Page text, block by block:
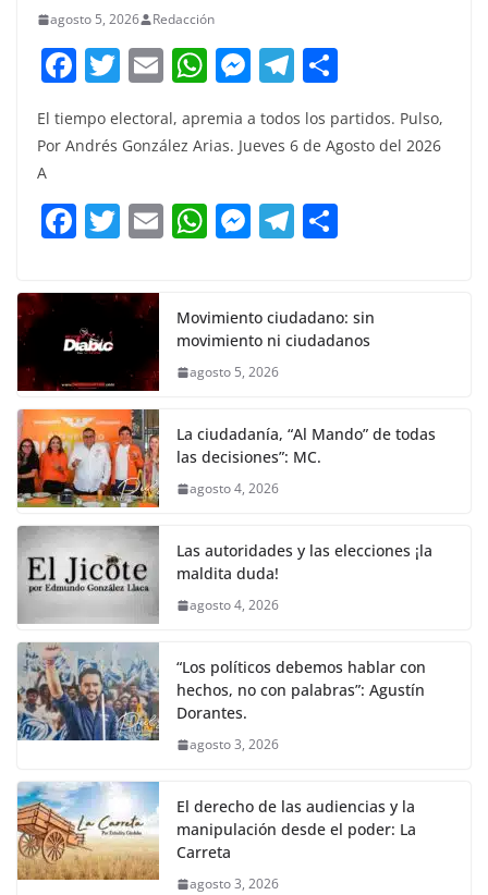
agosto 5, 2026 Redacción
F
c
b
o
k
T
w
itt
E
m
ai
W
at
A
p
M
ss
n
g
T
el
e
a
m
m
p
El tiempo electoral, apremia a todos los partidos. Pulso,
Por Andrés González Arias. Jueves 6 de Agosto del 2026
A
F
c
e
b
o
o
k
T
itt
er
E W
s
A
p
M
e
n
er
T
gr
a
p
ar
Movimiento ciudadano: sin
movimiento ni ciudadanos
agosto 5, 2026
La ciudadanía, “Al Mando” de todas
las decisiones”: MC.
agosto 4, 2026
Las autoridades y las elecciones ¡la
maldita duda!
agosto 4, 2026
“Los políticos debemos hablar con
hechos, no con palabras”: Agustín
Dorantes.
agosto 3, 2026
El derecho de las audiencias y la
manipulación desde el poder: La
Carreta
agosto 3, 2026